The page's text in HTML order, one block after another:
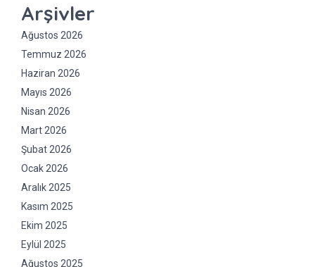
Arşivler
Ağustos 2026
Temmuz 2026
Haziran 2026
Mayıs 2026
Nisan 2026
Mart 2026
Şubat 2026
Ocak 2026
Aralık 2025
Kasım 2025
Ekim 2025
Eylül 2025
Ağustos 2025